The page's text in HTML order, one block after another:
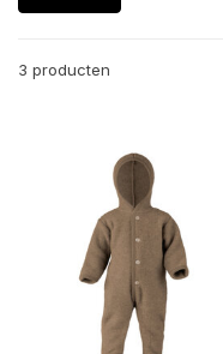
3 producten